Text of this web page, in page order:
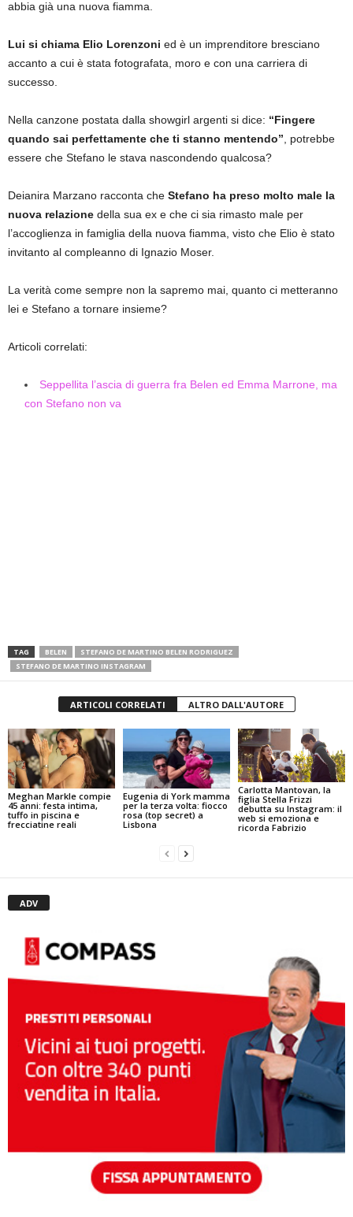
abbia già una nuova fiamma.
Lui si chiama Elio Lorenzoni ed è un imprenditore bresciano
accanto a cui è stata fotografata, moro e con una carriera di
successo.
Nella canzone postata dalla showgirl argenti si dice: “Fingere
quando sai perfettamente che ti stanno mentendo” , potrebbe
essere che Stefano le stava nascondendo qualcosa?
Deianira Marzano racconta che Stefano ha preso molto male la
nuova relazione della sua ex e che ci sia rimasto male per
l’accoglienza in famiglia della nuova fiamma, visto che Elio è stato
invitanto al compleanno di Ignazio Moser.
La verità come sempre non la sapremo mai, quanto ci metteranno
lei e Stefano a tornare insieme?
Articoli correlati:
Seppellita l’ascia di guerra fra Belen ed Emma Marrone, ma
con Stefano non va
TAG BELEN
STEFANO DE MARTINO BELEN RODRIGUEZ
STEFANO DE MARTINO INSTAGRAM
ARTICOLI CORRELATI ALTRO DALL'AUTORE
Meghan Markle compie
45 anni: festa intima,
tuffo in piscina e
frecciatine reali
Eugenia di York mamma
per la terza volta: fiocco
rosa (top secret) a
Lisbona
Carlotta Mantovan, la
figlia Stella Frizzi
debutta su Instagram: il
web si emoziona e
ricorda Fabrizio
ADV